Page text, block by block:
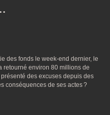
des fonds le week-end dernier, le
retourné environ 80 millions de
des excuses depuis des
conséquences de ses actes ?